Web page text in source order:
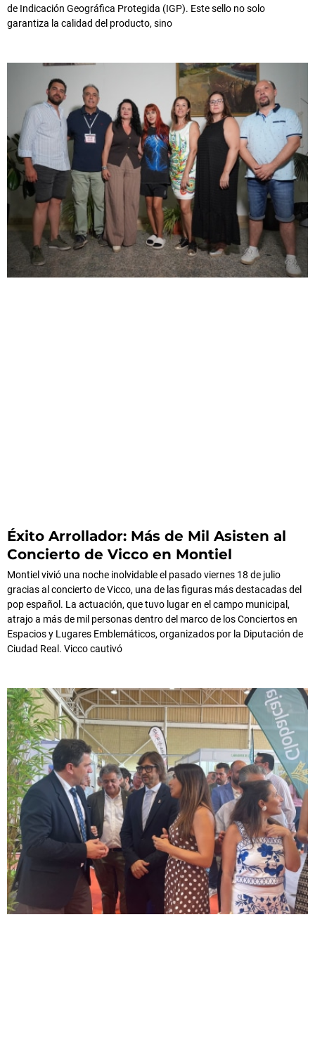
de Indicación Geográfica Protegida (IGP). Este sello no solo
garantiza la calidad del producto, sino
Éxito Arrollador: Más de Mil Asisten al
Concierto de Vicco en Montiel
Montiel vivió una noche inolvidable el pasado viernes 18 de julio
gracias al concierto de Vicco, una de las figuras más destacadas del
pop español. La actuación, que tuvo lugar en el campo municipal,
atrajo a más de mil personas dentro del marco de los Conciertos en
Espacios y Lugares Emblemáticos, organizados por la Diputación de
Ciudad Real. Vicco cautivó